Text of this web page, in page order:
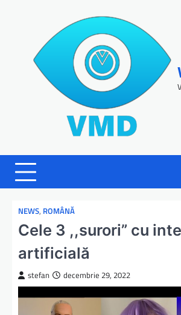
NEWS, ROMÂNĂ
Cele 3 ,,surori” cu
artificială
stefan decembrie 29, 2022